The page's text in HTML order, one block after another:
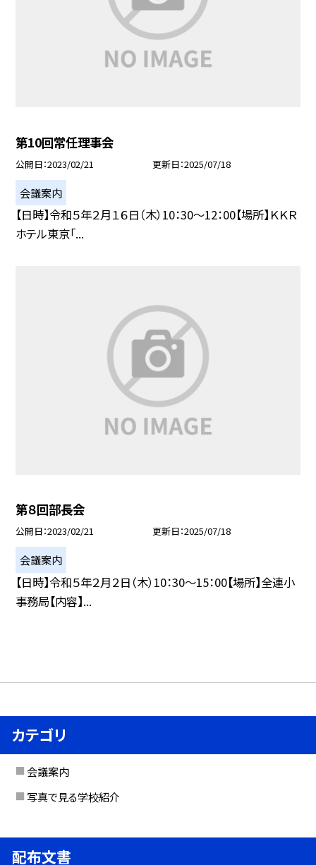
第10回常任理事会
公開日 2023/02/21 更新日 2025/07/18
会議案内
【日時】令和５年２月１６日（木）10：30〜12：00【場所】ＫＫＲ
ホテル東京「...
第８回部長会
公開日 2023/02/21 更新日 2025/07/18
会議案内
【日時】令和５年２月２日（木）10：30〜15：00【場所】全連小
事務局【内容】...
カテゴリ
会議案内
写真で見る学校紹介
配布文書